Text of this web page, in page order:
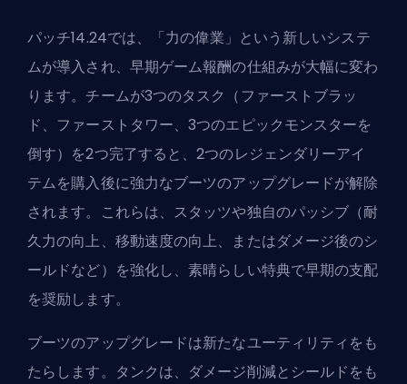
パッチ14.24では、「力の偉業」という新しいシステ
ムが導入され、早期ゲーム報酬の仕組みが大幅に変わ
ります。チームが3つのタスク（ファーストブラッ
ド、ファーストタワー、3つのエピックモンスターを
倒す）を2つ完了すると、2つのレジェンダリーアイ
テムを購入後に強力なブーツのアップグレードが解除
されます。これらは、スタッツや独自のパッシブ（耐
久力の向上、移動速度の向上、またはダメージ後のシ
ールドなど）を強化し、素晴らしい特典で早期の支配
を奨励します。
ブーツのアップグレードは新たなユーティリティをも
たらします。タンクは、ダメージ削減とシールドをも